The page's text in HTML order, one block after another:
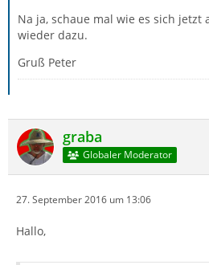
Na ja, schaue mal wie es sich
wieder dazu.
Gruß Peter
graba
Globaler Moderator
27. September 2016 um 13:06
Hallo,